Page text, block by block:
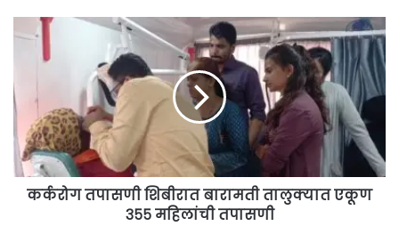
कर्करोग
तपासणी
शिबीरात
बारामती
तालुक्यात
एकूण
३५५
महिलांची
तपासणी
कर्करोग तपासणी शिबीरात बारामती तालुक्यात एकूण
३५५ महिलांची तपासणी